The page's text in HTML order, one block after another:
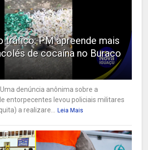
tráfico: PM apreende mais
de cocaína no Buraco
Uma denúncia anônima sobre a
entorpecentes levou policiais militares
a realizare...
Leia Mais